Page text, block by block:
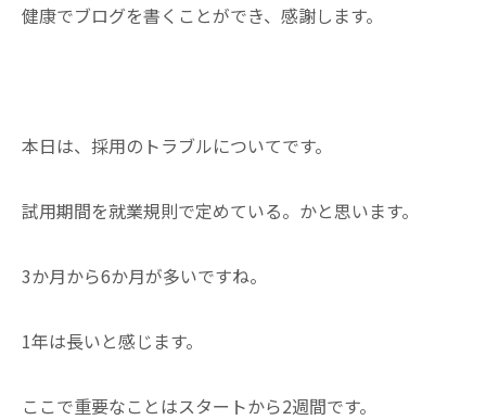
健康でブログを書くことができ、感謝します。
本日は、採用のトラブルについてです。
試用期間を就業規則で定めている。かと思います。
3か月から6か月が多いですね。
1年は長いと感じます。
ここで重要なことはスタートから2週間です。